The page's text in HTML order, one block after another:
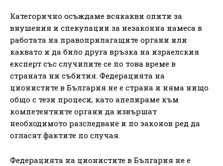
Категорично осъждаме всякакви опити за
внушения и спекулации за незаконна намеса в
работата на правоприлагащите органи или
каквато и да било друга връзка на израелския
експерт със случилите се по това време в
страната ни събития. Федерацията на
ционистите в България не е страна и няма нищо
общо с тези процеси, като апелираме към
компетентните органи да извършат
необходимото разследване и по законов ред да
огласят фактите по случая.
Федерацията на ционистите в България не е